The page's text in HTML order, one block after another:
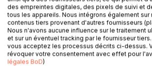
attendue... Sur ses épaules
d'énormes enjeux politiques dont elle n'a
conscience, immédiatement accaparée
par les féroces intrigues de Versailles. Il
caractère bien trempé va l'aider, comme
desservir. Déjà se dessine, derrière les
des empreintes digitales, des pixels de suivi et
tous les appareils. Nous intégrons également sur
contenus tiers provenant d'autres fournisseurs
Nous n'avons aucune influence sur le traitement
et sur un éventuel tracking par le fournisseur
vous acceptez les processus décrits ci-dessus.
révoquer votre consentement avec effet pour
légales BoD)